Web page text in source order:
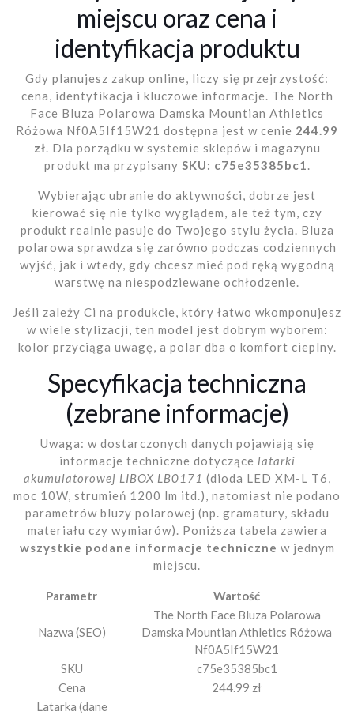
miejscu oraz cena i
identyfikacja produktu
Gdy planujesz zakup online, liczy się przejrzystość:
cena, identyfikacja i kluczowe informacje. The North
Face Bluza Polarowa Damska Mountian Athletics
Różowa Nf0A5If15W21 dostępna jest w cenie 244.99
zł. Dla porządku w systemie sklepów i magazynu
produkt ma przypisany SKU: c75e35385bc1.
Wybierając ubranie do aktywności, dobrze jest
kierować się nie tylko wyglądem, ale też tym, czy
produkt realnie pasuje do Twojego stylu życia. Bluza
polarowa sprawdza się zarówno podczas codziennych
wyjść, jak i wtedy, gdy chcesz mieć pod ręką wygodną
warstwę na niespodziewane ochłodzenie.
Jeśli zależy Ci na produkcie, który łatwo wkomponujesz
w wiele stylizacji, ten model jest dobrym wyborem:
kolor przyciąga uwagę, a polar dba o komfort cieplny.
Specyfikacja techniczna
(zebrane informacje)
Uwaga: w dostarczonych danych pojawiają się
informacje techniczne dotyczące latarki
akumulatorowej LIBOX LB0171 (dioda LED XM-L T6,
moc 10W, strumień 1200 lm itd.), natomiast nie podano
parametrów bluzy polarowej (np. gramatury, składu
materiału czy wymiarów). Poniższa tabela zawiera
wszystkie podane informacje techniczne w jednym
miejscu.
Parametr Wartość
Nazwa (SEO)
The North Face Bluza Polarowa
Damska Mountian Athletics Różowa
Nf0A5If15W21
SKU
c75e35385bc1
Cena
244.99 zł
Latarka (dane